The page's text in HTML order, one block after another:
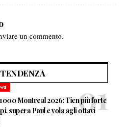
un commento.
Montreal 2026: Tien più forte
supera Paul e vola agli ottavi